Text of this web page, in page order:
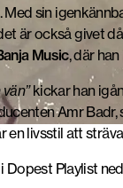
sin
är också givet
Music, där
kickar han
Amr
livsstil att
Dopest Playlist